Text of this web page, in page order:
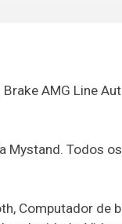
AMG Line Aut.
Mystand. Todos
Computador de